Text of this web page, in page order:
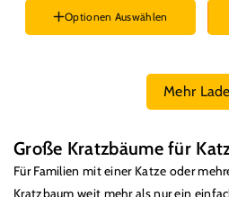
Optionen Auswählen
Mehr
K
a
Große Kratzbäume für
Für Familien mit einer Katze oder
Kratzbaum weit mehr als nur ein